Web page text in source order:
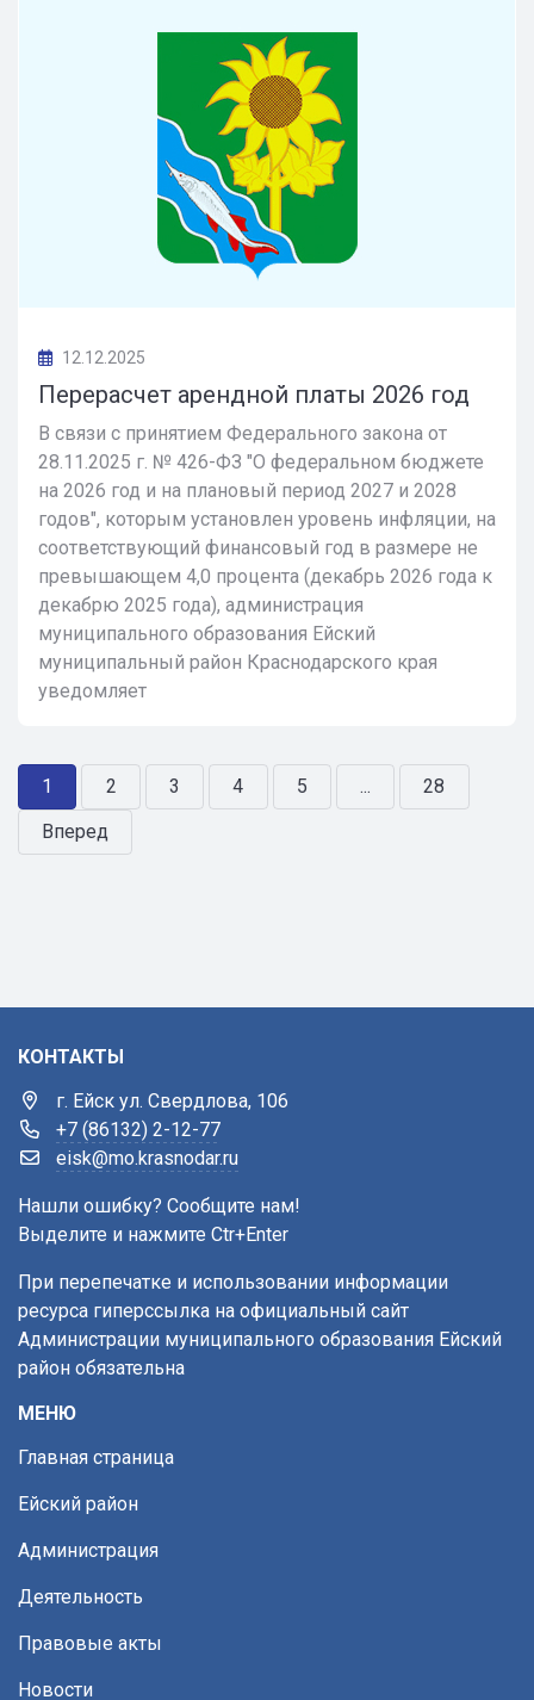
12.12.2025
Перерасчет арендной платы 2026 год
В связи с принятием Федерального закона от
28.11.2025 г. № 426-ФЗ "О федеральном бюджете
на 2026 год и на плановый период 2027 и 2028
годов", которым установлен уровень инфляции, на
соответствующий финансовый год в размере не
превышающем 4,0 процента (декабрь 2026 года к
декабрю 2025 года), администрация
муниципального образования Ейский
муниципальный район Краснодарского края
уведомляет
1 2 3 4 5 ...
28
Вперед
КОНТАКТЫ
г. Ейск ул. Свердлова, 106
+7 (86132) 2-12-77
eisk@mo.krasnodar.ru
Нашли ошибку? Сообщите нам!
Выделите и нажмите Ctr+Enter
При перепечатке и использовании информации
ресурса гиперссылка на официальный сайт
Администрации муниципального образования Ейский
район обязательна
МЕНЮ
Главная страница
Ейский район
Администрация
Деятельность
Правовые акты
Новости